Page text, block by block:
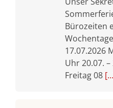
Bürozeiten
17.07.2026
Uhr 20.07.
Freitag 08